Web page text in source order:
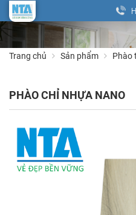
Trang chủ Sản phẩm Phào
PHÀO CHỈ NHỰA NANO